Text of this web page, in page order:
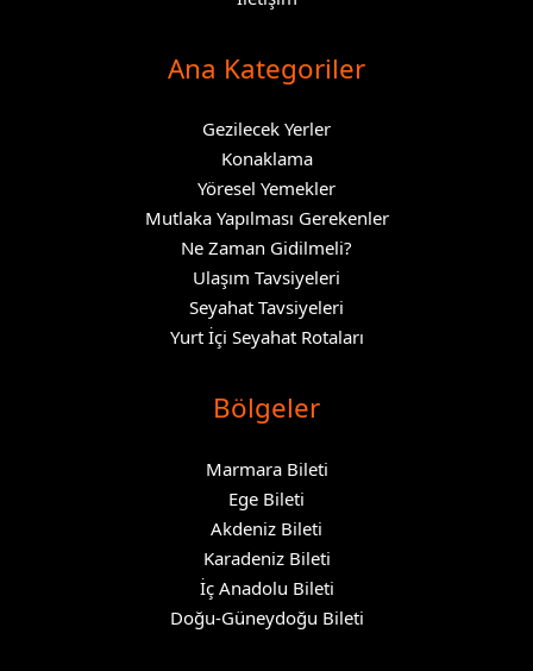
Ana Kategoriler
Gezilecek Yerler
Konaklama
Yöresel Yemekler
Mutlaka Yapılması Gerekenler
Ne Zaman Gidilmeli?
Ulaşım Tavsiyeleri
Seyahat Tavsiyeleri
Yurt İçi Seyahat Rotaları
Bölgeler
Marmara Bileti
Ege Bileti
Akdeniz Bileti
Karadeniz Bileti
İç Anadolu Bileti
Doğu-Güneydoğu Bileti